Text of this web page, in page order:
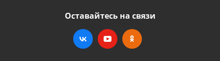
Оставайтесь на связи